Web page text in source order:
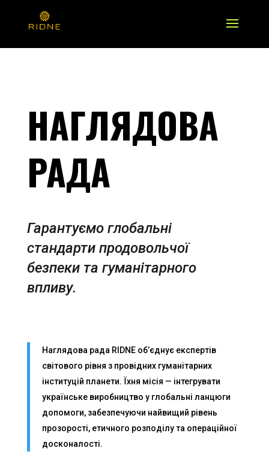
НАГЛЯДОВА
РАДА
Гарантуємо глобальні
стандарти продовольчої
безпеки та гуманітарного
впливу.
Наглядова рада RIDNE об’єднує експертів
світового рівня з провідних гуманітарних
інституцій планети. Їхня місія — інтегрувати
українське виробництво у глобальні ланцюги
допомоги, забезпечуючи найвищий рівень
прозорості, етичного розподілу та операційної
досконалості.